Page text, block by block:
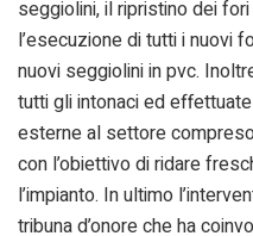
seggiolini, il ripristino dei
l’esecuzione di tutti i nuovi
nuovi seggiolini in pvc.
tutti gli intonaci ed
esterne al settore
con l’obiettivo di ridare
l’impianto. In ultimo
tribuna d’onore che ha